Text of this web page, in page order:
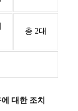
총 2대
대한 조치